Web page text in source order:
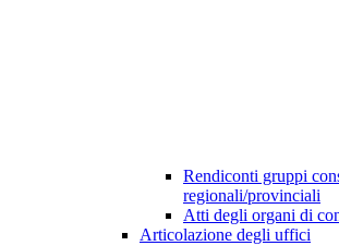
Rendiconti gruppi
regionali/provinciali
Atti degli organi di
Articolazione degli uffici